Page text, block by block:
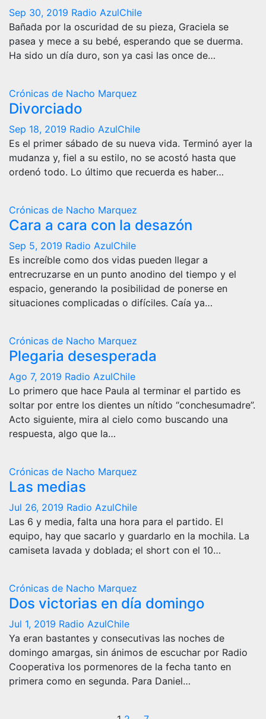
Sep 30, 2019 Radio AzulChile
Bañada por la oscuridad de su pieza, Graciela se
pasea y mece a su bebé, esperando que se duerma.
Ha sido un día duro, son ya casi las once de…
Crónicas de Nacho Marquez
Divorciado
Sep 18, 2019 Radio AzulChile
Es el primer sábado de su nueva vida. Terminó ayer la
mudanza y, fiel a su estilo, no se acostó hasta que
ordenó todo. Lo último que recuerda es haber…
Crónicas de Nacho Marquez
Cara a cara con la desazón
Sep 5, 2019 Radio AzulChile
Es increíble como dos vidas pueden llegar a
entrecruzarse en un punto anodino del tiempo y el
espacio, generando la posibilidad de ponerse en
situaciones complicadas o difíciles. Caía ya…
Crónicas de Nacho Marquez
Plegaria desesperada
Ago 7, 2019 Radio AzulChile
Lo primero que hace Paula al terminar el partido es
soltar por entre los dientes un nítido “conchesumadre”.
Acto siguiente, mira al cielo como buscando una
respuesta, algo que la…
Crónicas de Nacho Marquez
Las medias
Jul 26, 2019 Radio AzulChile
Las 6 y media, falta una hora para el partido. El
equipo, hay que sacarlo y guardarlo en la mochila. La
camiseta lavada y doblada; el short con el 10…
Crónicas de Nacho Marquez
Dos victorias en día domingo
Jul 1, 2019 Radio AzulChile
Ya eran bastantes y consecutivas las noches de
domingo amargas, sin ánimos de escuchar por Radio
Cooperativa los pormenores de la fecha tanto en
primera como en segunda. Para Daniel…